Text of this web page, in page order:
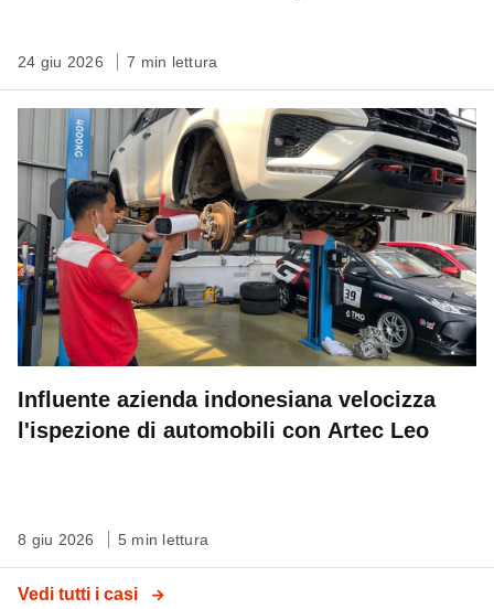
24 giu 2026 7 min lettura
Influente azienda indonesiana velocizza
l'ispezione di automobili con Artec Leo
8 giu 2026 5 min lettura
Vedi tutti i casi